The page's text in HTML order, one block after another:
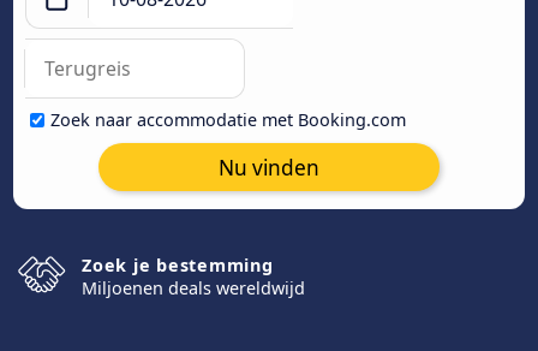
Zoek naar accommodatie met Booking.com
Nu vinden
Zoek je bestemming
Miljoenen deals wereldwijd